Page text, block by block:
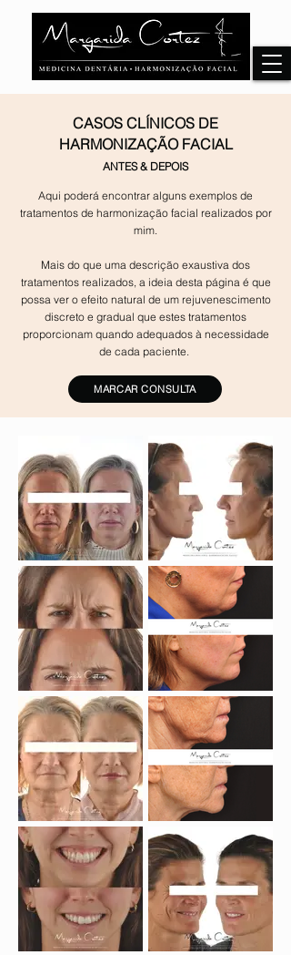
CASOS CLÍNICOS DE
HARMONIZAÇÃO FACIAL
ANTES & DEPOIS
Aqui poderá encontrar alguns exemplos de
tratamentos de harmonização facial realizados por
mim.
Mais do que uma descrição exaustiva dos
tratamentos realizados, a ideia desta página é que
possa ver o efeito natural de um rejuvenescimento
discreto e gradual que estes tratamentos
proporcionam quando adequados à necessidade
de cada paciente.
MARCAR CONSULTA